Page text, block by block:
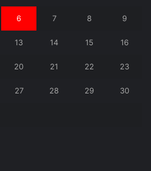
6 7 8 9
13 14 15 16
20 21 22 23
27 28 29 30